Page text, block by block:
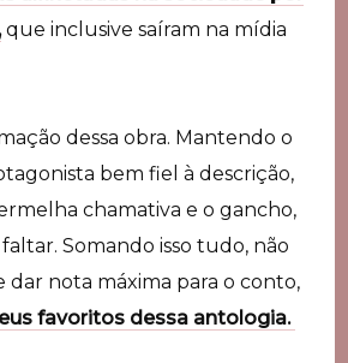
que inclusive saíram na mídia
dessa obra. Mantendo o
bem fiel à descrição,
chamativa e o gancho,
Somando isso tudo, não
dar nota máxima para o conto,
favoritos dessa antologia.